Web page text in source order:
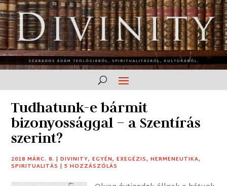
Tudhatunk-e bármit
bizonyossággal – a Szentírás
szerint?
2018 MÁRC. 8. |DIVINITY,EGYÉN,EXEGÉZIS,HERMENEUTIKA,
SPIRITUALITÁS |5 HOZZÁSZÓLÁS